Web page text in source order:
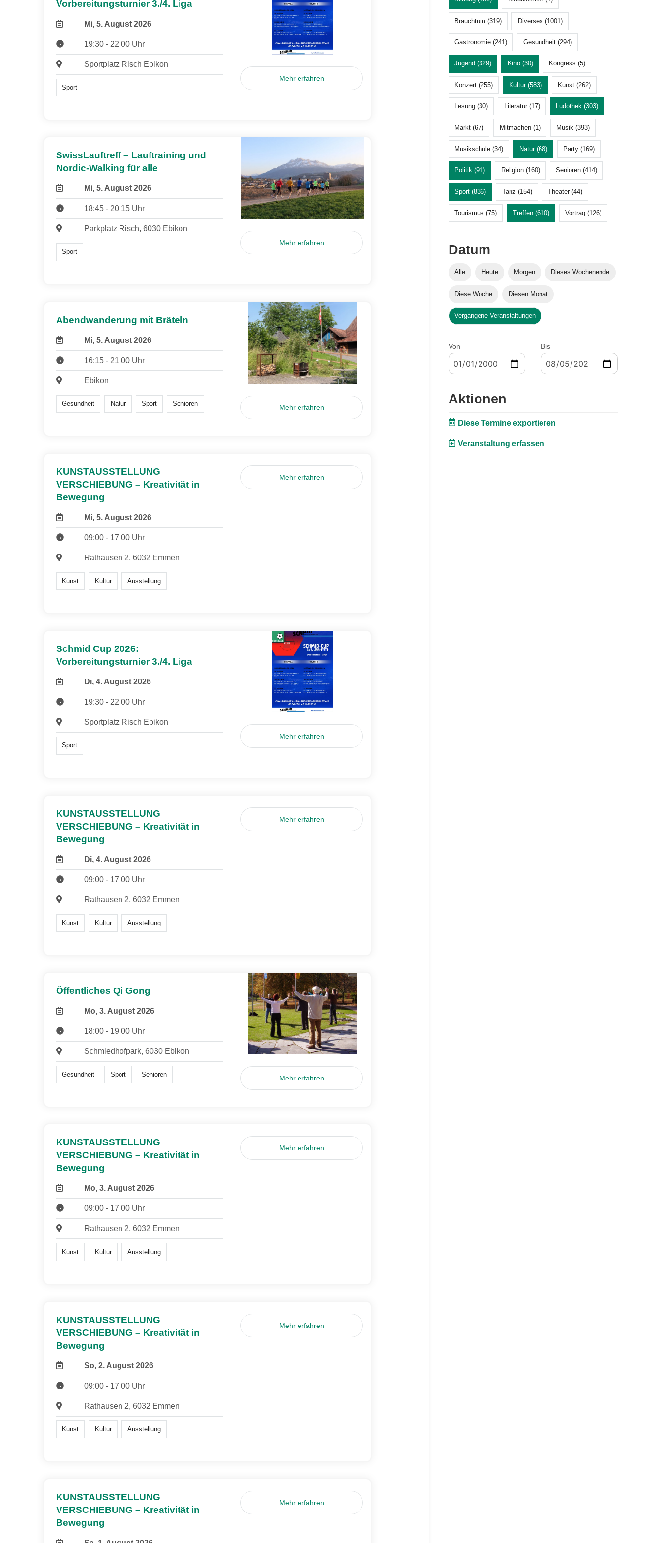
Vorbereitungsturnier 3./4. Liga
Mi, 5. August 2026
19:30 - 22:00 Uhr
Sportplatz Risch Ebikon
Sport
Mehr erfahren
SwissLauftreff – Lauftraining und
Nordic-Walking für alle
Mi, 5. August 2026
18:45 - 20:15 Uhr
Parkplatz Risch, 6030 Ebikon
Sport
Mehr erfahren
Abendwanderung mit Bräteln
Mi, 5. August 2026
16:15 - 21:00 Uhr
Ebikon
Gesundheit Natur Sport Senioren Mehr erfahren
KUNSTAUSSTELLUNG
VERSCHIEBUNG – Kreativität in
Bewegung
Mi, 5. August 2026
09:00 - 17:00 Uhr
Rathausen 2, 6032 Emmen
Kunst Kultur Ausstellung
Mehr erfahren
Schmid Cup 2026:
Vorbereitungsturnier 3./4. Liga
Di, 4. August 2026
19:30 - 22:00 Uhr
Sportplatz Risch Ebikon
Sport
Mehr erfahren
KUNSTAUSSTELLUNG
VERSCHIEBUNG – Kreativität in
Bewegung
Di, 4. August 2026
09:00 - 17:00 Uhr
Rathausen 2, 6032 Emmen
Kunst Kultur Ausstellung
Mehr erfahren
Öffentliches Qi Gong
Mo, 3. August 2026
18:00 - 19:00 Uhr
Schmiedhofpark, 6030 Ebikon
Gesundheit Sport Senioren Mehr erfahren
KUNSTAUSSTELLUNG
VERSCHIEBUNG – Kreativität in
Bewegung
Mo, 3. August 2026
09:00 - 17:00 Uhr
Rathausen 2, 6032 Emmen
Kunst Kultur Ausstellung
Mehr erfahren
KUNSTAUSSTELLUNG
VERSCHIEBUNG – Kreativität in
Bewegung
So, 2. August 2026
09:00 - 17:00 Uhr
Rathausen 2, 6032 Emmen
Kunst Kultur Ausstellung
Mehr erfahren
KUNSTAUSSTELLUNG
VERSCHIEBUNG – Kreativität in
Bewegung
Mehr erfahren
Brauchtum (319) Diverses (1001)
Gastronomie (241) Gesundheit (294)
Jugend (329) Kino (30) Kongress (5)
Konzert (255) Kultur (583) Kunst (262)
Lesung (30) Literatur (17) Ludothek (303)
Markt (67) Mitmachen (1) Musik (393)
Musikschule (34) Natur (68) Party (169)
Politik (91) Religion (160) Senioren (414)
Sport (836) Tanz (154) Theater (44)
Tourismus (75) Treffen (610) Vortrag (126)
Datum
Alle Heute Morgen Dieses Wochenende
Diese Woche Diesen Monat
Vergangene Veranstaltungen
Von Bis
Aktionen
Diese Termine exportieren
Veranstaltung erfassen